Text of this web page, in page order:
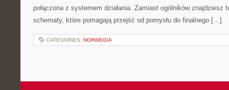
połączona z systemem działania. Zamiast ogólników znajdziesz
schematy, które pomagają przejść od pomysłu do finalnego […]
CATEGORIES: NORWEGIA